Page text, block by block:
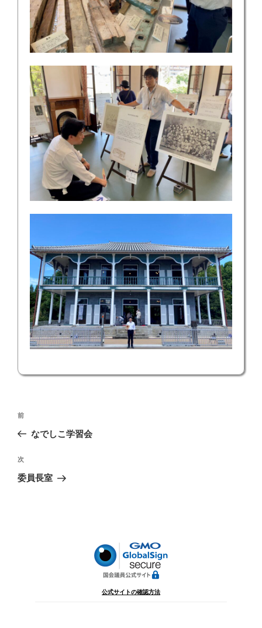
投
ナ
ビ
ゲ
前
の
稿
前
なでしこ学習会
次
の
次
委員長室
公式サイトの確認方法